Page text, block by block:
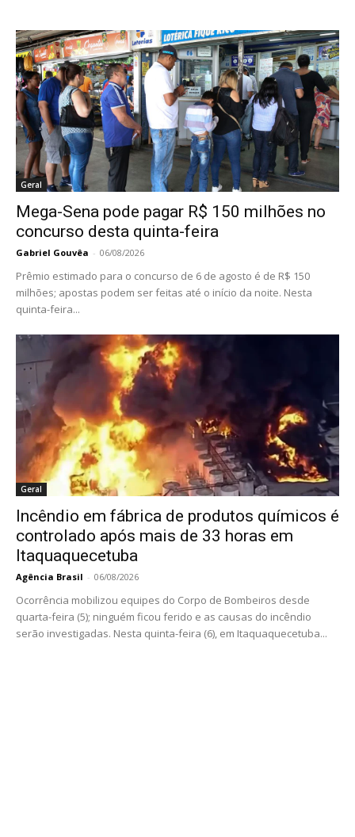
Geral
Mega-Sena pode pagar R$ 150 milhões no
concurso desta quinta-feira
Gabriel Gouvêa - 06/08/2026
Prêmio estimado para o concurso de 6 de agosto é de R$ 150
milhões; apostas podem ser feitas até o início da noite. Nesta
quinta-feira...
Geral
Incêndio em fábrica de produtos químicos é
controlado após mais de 33 horas em
Itaquaquecetuba
Agência Brasil - 06/08/2026
Ocorrência mobilizou equipes do Corpo de Bombeiros desde
quarta-feira (5); ninguém ficou ferido e as causas do incêndio
serão investigadas. Nesta quinta-feira (6), em Itaquaquecetuba...